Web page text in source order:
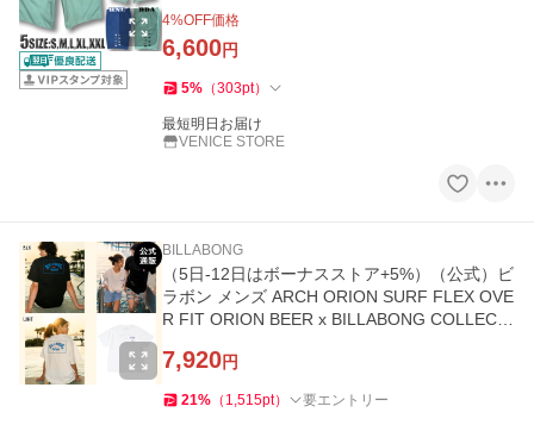
4%OFF価格
6,600円
5% （303pt）
最短明日お届け
VENICE STORE
BILLABONG
（5日-12日はボーナスストア+5%）（公式）ビ
ラボン メンズ ARCH ORION SURF FLEX OVE
R FIT ORION BEER x BILLABONG COLLECTI
7,920円
21% （ 1,515pt） 要エントリー